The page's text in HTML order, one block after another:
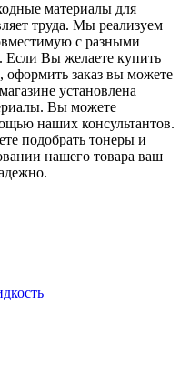
материалы для
труда. Мы реализуем
с разными
Если Вы желаете купить
оформить заказ вы можете
установлена
Вы можете
наших консультантов.
подобрать тонеры и
нашего товара ваш